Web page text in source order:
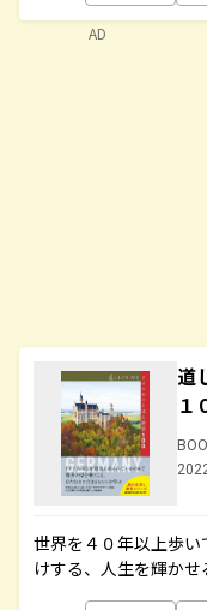
道
１
世界を４０年以上歩
けする、人生を輝か
AD